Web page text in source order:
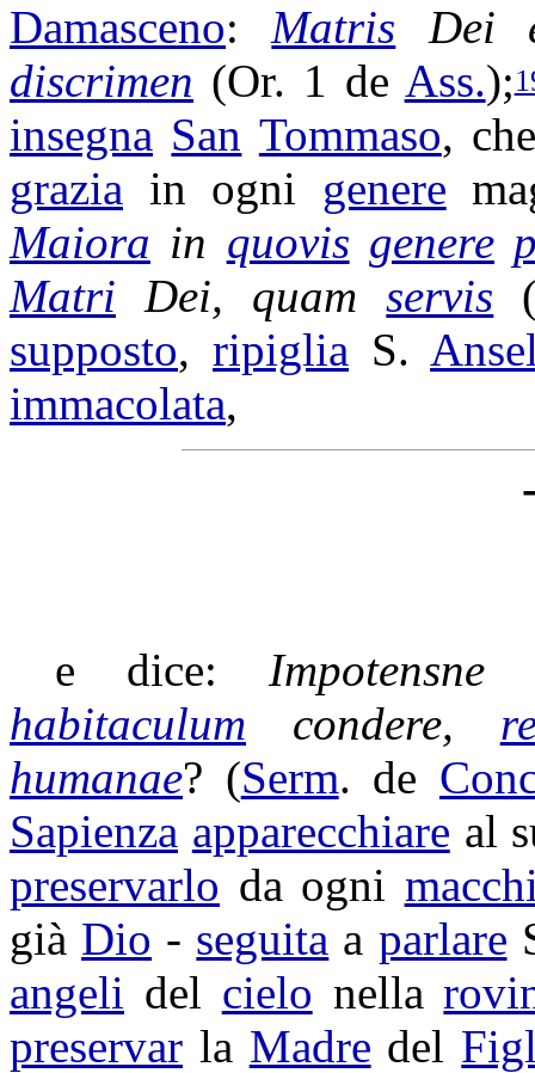
Damasceno:Matris Dei
discrimen (Or. 1 de Ass.);
insegna San Tommaso,
grazia in ogni genere
Maiora in quovis genere
Matri Dei, quamservis
supposto,ripiglia S.
immacolata,
e dice: Impotensne
habitaculum
condere,
humanae? (Serm. de
Sapienza apparecchiare al
preservarlo da ogni
già Dio - seguita a parlare
angeli del cielo nella
preservar la Madre del